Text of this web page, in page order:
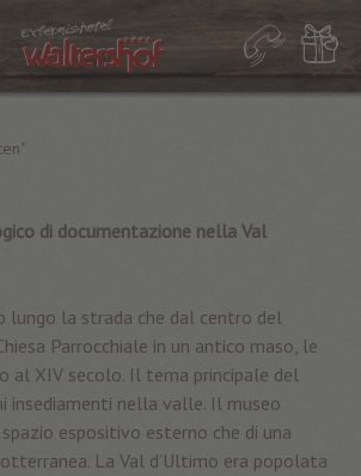
di documentazione nella Val
lungo la strada che dal centro del
Parrocchiale in un antico maso, le
al XIV secolo. Il tema principale del
insediamenti nella valle. Il museo
espositivo esterno che di una
La Val d’Ultimo era popolata